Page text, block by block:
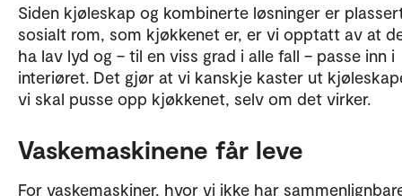
Siden kjøleskap og kombinerte løsninger er
sosialt rom, som kjøkkenet er, er vi opptatt av at
ha lav lyd og – til en viss grad i alle fall – passe inn i
interiøret. Det gjør at vi kanskje kaster ut
vi skal pusse opp kjøkkenet, selv om det virker.
Vaskemaskinene får leve
For vaskemaskiner, hvor vi ikke har